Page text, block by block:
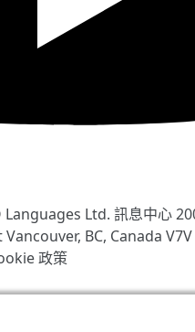
Languages Ltd. 訊息中心
BC, Canada
政策